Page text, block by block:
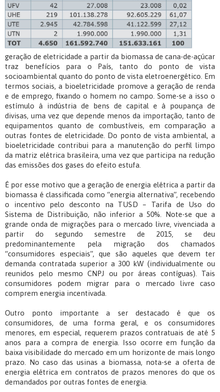
geração de eletricidade a partir da biomassa de cana-de-açúcar
traz benefícios para o País, tanto do ponto de vista
socioambiental quanto do ponto de vista eletroenergético. Em
termos sociais, a bioeletricidade promove a geração de renda
e de emprego, fixando o homem no campo. Some-se a isso o
estímulo à indústria de bens de capital e à poupança de
divisas, uma vez que depende menos da importação, tanto de
equipamentos quanto de combustíveis, em comparação a
outras fontes de eletricidade. Do ponto de vista ambiental, a
bioeletricidade contribui para a manutenção do perfil limpo
da matriz elétrica brasileira, uma vez que participa na redução
das emissões dos gases do efeito estufa.
É por esse motivo que a geração de energia elétrica a partir da
biomassa é classificada como “energia alternativa”, recebendo
o incentivo pelo desconto na TUSD – Tarifa de Uso do
Sistema de Distribuição, não inferior a 50%. Note-se que a
grande onda de migrações para o mercado livre, vivenciada a
partir do segundo semestre de 2015, se deu
predominantemente pela migração dos chamados
“consumidores especiais”, que são aqueles que devem ter
demanda contratada superior a 300 kW (individualmente ou
reunidos pelo mesmo CNPJ ou por áreas contíguas). Tais
consumidores podem migrar para o mercado livre caso
comprem energia incentivada.
Outro ponto importante a ser destacado é que os
consumidores, de uma forma geral, e os consumidores
menores, em especial, requerem prazos contratuais de até 5
anos para a compra de energia. Isso ocorre em função da
baixa visibilidade do mercado em um horizonte de mais longo
prazo. No caso das usinas a biomassa, nota-se a oferta de
energia elétrica em contratos de prazos menores do que os
demandados por outras fontes de energia.